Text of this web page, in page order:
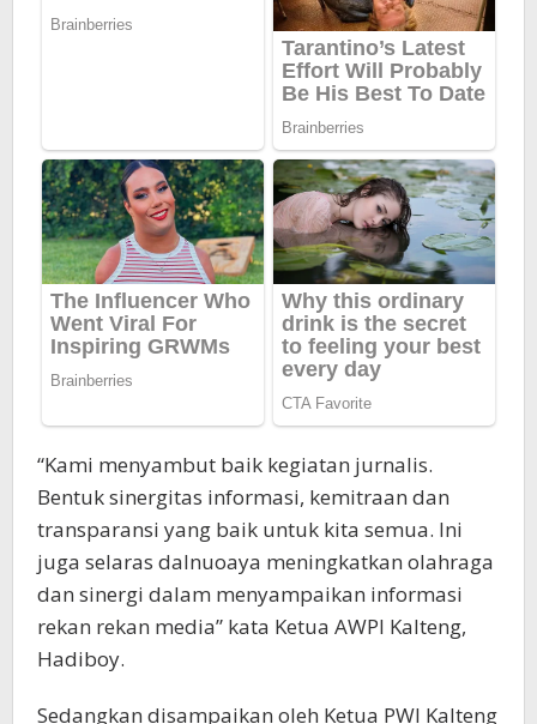
“Kami menyambut baik kegiatan jurnalis.
Bentuk sinergitas informasi, kemitraan dan
transparansi yang baik untuk kita semua. Ini
juga selaras dalnuoaya meningkatkan olahraga
dan sinergi dalam menyampaikan informasi
rekan rekan media” kata Ketua AWPI Kalteng,
Hadiboy.
Sedangkan disampaikan oleh Ketua PWI Kalteng